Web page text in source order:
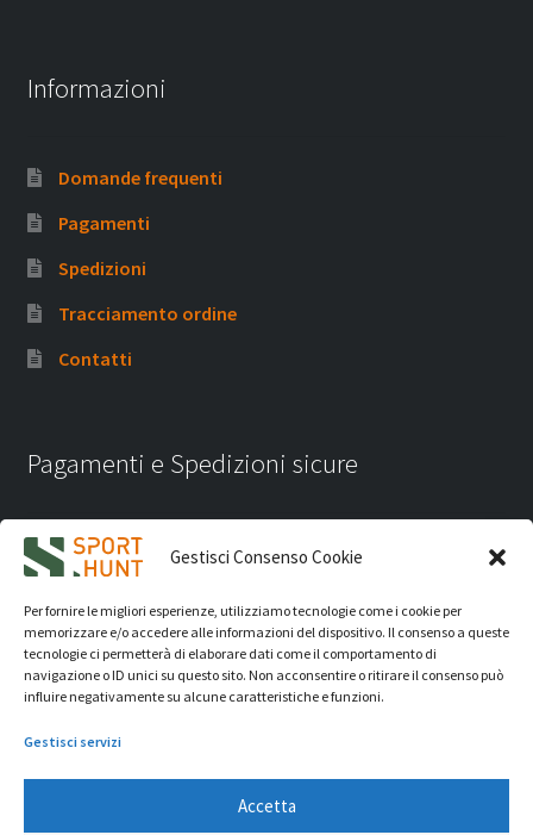
Gestisci Consenso Cookie
Per fornire le migliori esperienze, utilizziamo tecnologie come i cookie per
memorizzare e/o accedere alle informazioni del dispositivo. Il consenso a queste
tecnologie ci permetterà di elaborare dati come il comportamento di
navigazione o ID unici su questo sito. Non acconsentire o ritirare il consenso può
influire negativamente su alcune caratteristiche e funzioni.
Gestisci servizi
Accetta
Informazioni
Domande frequenti
Pagamenti
Spedizioni
Tracciamento ordine
Contatti
Pagamenti e Spedizioni sicure